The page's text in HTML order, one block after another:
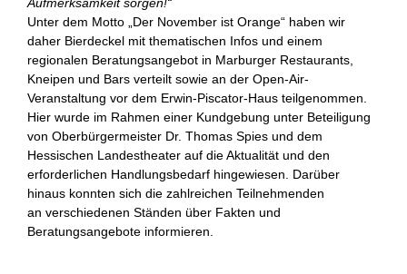
Aufmerksamkeit sorgen!“
Unter dem Motto „Der November ist Orange“ haben wir
daher Bierdeckel mit thematischen Infos und einem
regionalen Beratungsangebot in Marburger Restaurants,
Kneipen und Bars verteilt sowie an der Open-Air-
Veranstaltung vor dem Erwin-Piscator-Haus teilgenommen.
Hier wurde im Rahmen einer Kundgebung unter Beteiligung
von Oberbürgermeister Dr. Thomas Spies und dem
Hessischen Landestheater auf die Aktualität und den
erforderlichen Handlungsbedarf hingewiesen. Darüber
hinaus konnten sich die zahlreichen Teilnehmenden
an verschiedenen Ständen über Fakten und
Beratungsangebote informieren.